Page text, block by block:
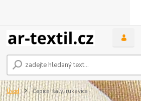
Úvod Čepice, šály, rukavice